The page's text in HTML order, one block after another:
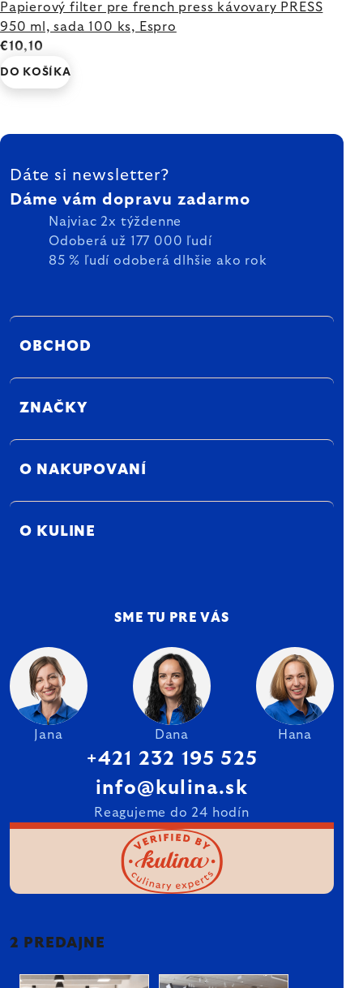
Papierový filter pre french press kávovary PRESS
950 ml, sada 100 ks, Espro
€10,10
DO KOŠÍKA
ZÁPÄTIE
Dáte si newsletter?
Dáme vám dopravu zadarmo
Najviac 2x týždenne
Odoberá už 177 000 ľudí
85 % ľudí odoberá dlhšie ako rok
OBCHOD
ZNAČKY
O NAKUPOVANÍ
O KULINE
SME TU PRE VÁS
Jana Dana Hana
+421 232 195 525
info@kulina.sk
Reagujeme do 24 hodín
2 PREDAJNE